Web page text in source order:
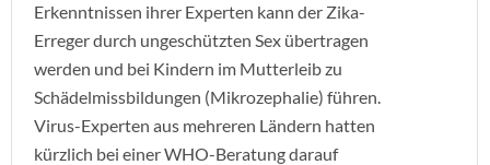
Erkenntnissen ihrer Experten kann der Zika-
Erreger durch ungeschützten Sex übertragen
werden und bei Kindern im Mutterleib zu
Schädelmissbildungen (Mikrozephalie) führen.
Virus-Experten aus mehreren Ländern hatten
kürzlich bei einer WHO-Beratung darauf